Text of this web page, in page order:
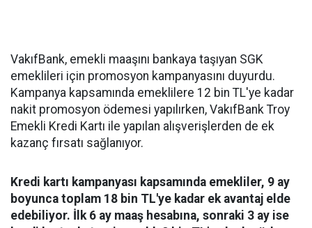
VakıfBank, emekli maaşını bankaya taşıyan SGK
emeklileri için promosyon kampanyasını duyurdu.
Kampanya kapsamında emeklilere 12 bin TL'ye kadar
nakit promosyon ödemesi yapılırken, VakıfBank Troy
Emekli Kredi Kartı ile yapılan alışverişlerden de ek
kazanç fırsatı sağlanıyor.
Kredi kartı kampanyası kapsamında emekliler, 9 ay
boyunca toplam 18 bin TL'ye kadar ek avantaj elde
edebiliyor. İlk 6 ay maaş hesabına, sonraki 3 ay ise